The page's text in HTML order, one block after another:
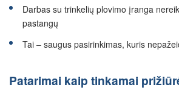
Darbas su trinkelių plovimo įranga
pastangų
Tai – saugus pasirinkimas, kuris
Patarimai kaip tinkamai